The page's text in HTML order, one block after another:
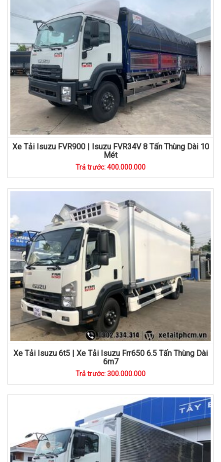
Xe Tải Isuzu FVR900 | Isuzu FVR34V 8 Tấn Thùng Dài 10
Mét
Trả trước: 400.000.000
Xe Tải Isuzu 6t5 | Xe Tải Isuzu Frr650 6.5 Tấn Thùng Dài
6m7
Trả trước: 300.000.000